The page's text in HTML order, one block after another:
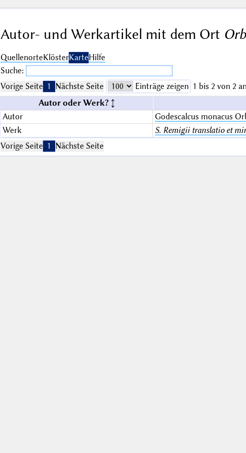
Autor- und Werkartikel mit dem Ort
QuellenorteKlösterKarteHilfe
Suche:
Vorige Seite 1 Nächste Seite Einträge zeigen 1 bis 2 von 2
Autor oder Werk?
Autor
Godescalcus monacus
Werk
S. Remigii translatio et
Vorige Seite 1 Nächste Seite